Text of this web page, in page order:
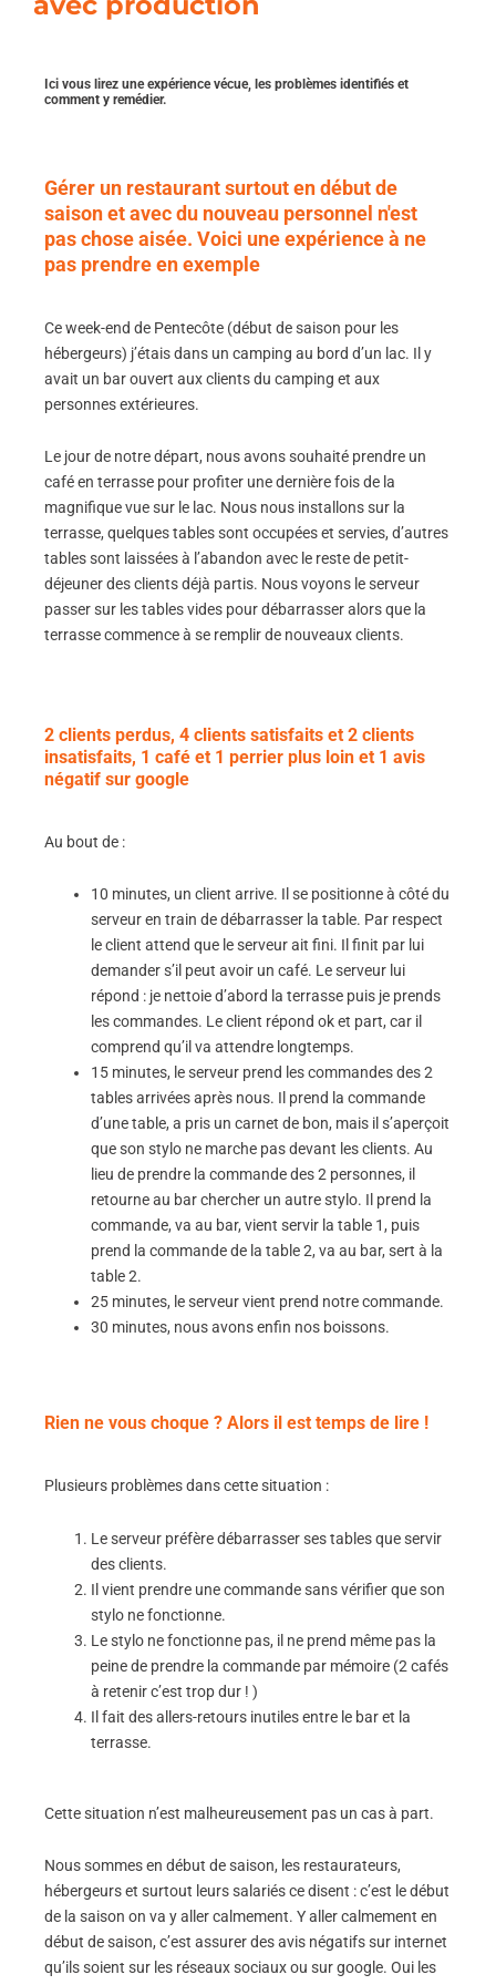
Ici vous lirez une expérience vécue, les problèmes identifiés et
comment y remédier.
Gérer un restaurant surtout en début de
saison et avec du nouveau personnel n'est
pas chose aisée. Voici une expérience à ne
pas prendre en exemple
Ce week-end de Pentecôte (début de saison pour les
hébergeurs) j’étais dans un camping au bord d’un lac. Il y
avait un bar ouvert aux clients du camping et aux
personnes extérieures.
Le jour de notre départ, nous avons souhaité prendre un
café en terrasse pour profiter une dernière fois de la
magnifique vue sur le lac. Nous nous installons sur la
terrasse, quelques tables sont occupées et servies, d’autres
tables sont laissées à l’abandon avec le reste de petit-
déjeuner des clients déjà partis. Nous voyons le serveur
passer sur les tables vides pour débarrasser alors que la
terrasse commence à se remplir de nouveaux clients.
2 clients perdus, 4 clients satisfaits et 2 clients
insatisfaits, 1 café et 1 perrier plus loin et 1 avis
négatif sur google
Au bout de :
10 minutes, un client arrive. Il se positionne à côté du
serveur en train de débarrasser la table. Par respect
le client attend que le serveur ait fini. Il finit par lui
demander s’il peut avoir un café. Le serveur lui
répond : je nettoie d’abord la terrasse puis je prends
les commandes. Le client répond ok et part, car il
comprend qu’il va attendre longtemps.
15 minutes, le serveur prend les commandes des 2
tables arrivées après nous. Il prend la commande
d’une table, a pris un carnet de bon, mais il s’aperçoit
que son stylo ne marche pas devant les clients. Au
lieu de prendre la commande des 2 personnes, il
retourne au bar chercher un autre stylo. Il prend la
commande, va au bar, vient servir la table 1, puis
prend la commande de la table 2, va au bar, sert à la
table 2.
25 minutes, le serveur vient prend notre commande.
30 minutes, nous avons enfin nos boissons.
Rien ne vous choque ? Alors il est temps de lire !
Plusieurs problèmes dans cette situation :
Le serveur préfère débarrasser ses tables que servir
des clients.
Il vient prendre une commande sans vérifier que son
stylo ne fonctionne.
Le stylo ne fonctionne pas, il ne prend même pas la
peine de prendre la commande par mémoire (2 cafés
à retenir c’est trop dur ! )
Il fait des allers-retours inutiles entre le bar et la
terrasse.
Cette situation n’est malheureusement pas un cas à part.
Nous sommes en début de saison, les restaurateurs,
hébergeurs et surtout leurs salariés ce disent : c’est le début
de la saison on va y aller calmement. Y aller calmement en
début de saison, c’est assurer des avis négatifs sur internet
qu’ils soient sur les réseaux sociaux ou sur google. Oui les